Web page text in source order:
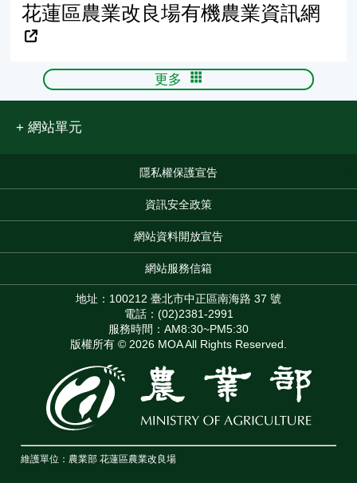
花蓮區農業改良場有機農業資訊網
更多
網站單元
隱私權保護宣告
資訊安全政策
網站資料開放宣告
網站服務信箱
地址：100212 臺北市中正區南海路 37 號
電話：(02)2381-2991
服務時間：AM8:30~PM5:30
版權所有 © 2026 MOA All Rights Reserved.
維護單位：農業部 花蓮區農業改良場